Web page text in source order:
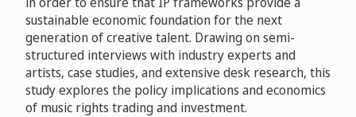
sustainable economic foundation for the next
generation of creative talent. Drawing on semi-
structured interviews with industry experts and
artists, case studies, and extensive desk research, this
study explores the policy implications and economics
of music rights trading and investment.